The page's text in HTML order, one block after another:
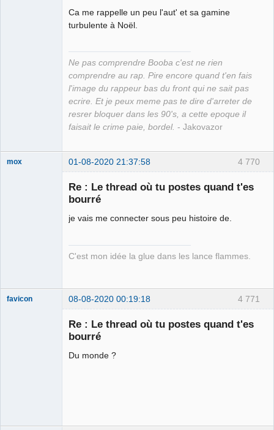
Ca me rappelle un peu l'aut' et sa gamine
turbulente à Noël.
Ne pas comprendre Booba c'est ne rien
comprendre au rap. Pire encore quand t'en fais
l'image du rappeur bas du front qui ne sait pas
ecrire. Et je peux meme pas te dire d'arreter de
resrer bloquer dans les 90's, a cette epoque il
faisait le crime paie, bordel. - Jakovazor
4 770
mox 01-08-2020 21:37:58
Re : Le thread où tu postes quand t'es
bourré
je vais me connecter sous peu histoire de.
C'est mon idée la glue dans les lance flammes.
4 771
favicon 08-08-2020 00:19:18
Re : Le thread où tu postes quand t'es
bourré
Du monde ?